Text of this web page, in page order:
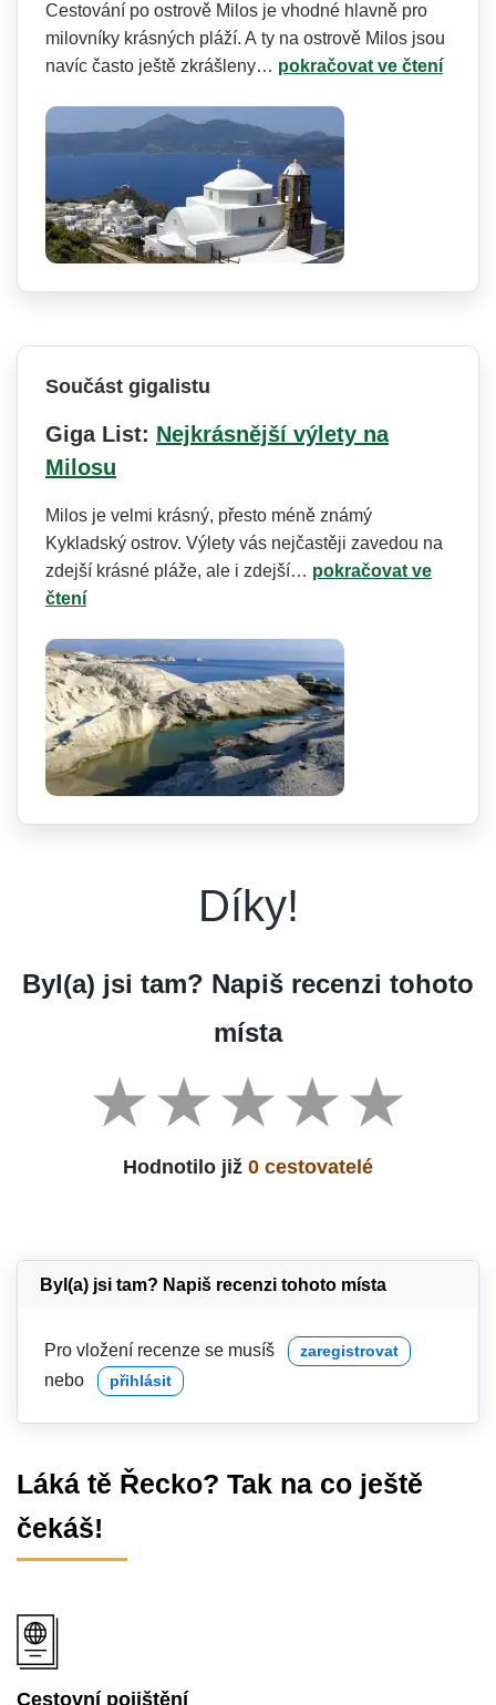
Cestování po ostrově Milos je vhodné hlavně pro
milovníky krásných pláží. A ty na ostrově Milos jsou
navíc často ještě zkrášleny… pokračovat ve čtení
Součást gigalistu
Giga List: Nejkrásnější výlety na
Milosu
Milos je velmi krásný, přesto méně známý
Kykladský ostrov. Výlety vás nejčastěji zavedou na
zdejší krásné pláže, ale i zdejší… pokračovat ve
čtení
Díky!
Byl(a) jsi tam? Napiš recenzi tohoto
místa
Hodnotilo již 0 cestovatelé
Byl(a) jsi tam? Napiš recenzi tohoto místa
Pro vložení recenze se musíš zaregistrovat
nebo přihlásit
Láká tě Řecko? Tak na co ještě
čekáš!
Cestovní pojištění